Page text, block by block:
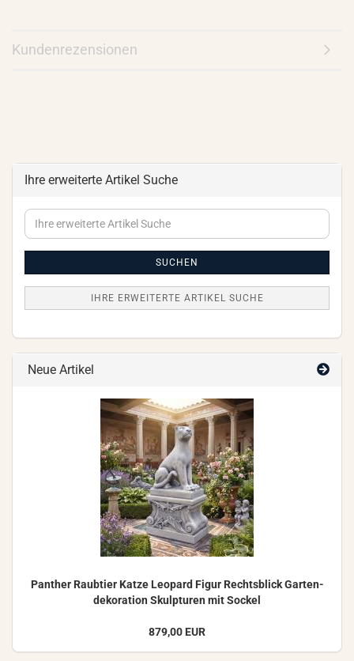
Kundenrezensionen
Ihre erweiterte Artikel Suche
Ihre
erweiterte
SUCHEN
IHRE ERWEITERTE ARTIKEL SUCHE
Neue Artikel
Pan­ther Raub­tier Katze Leo­pard Figur Rechts­blick Gar­ten­
de­ko­ra­ti­on Skulp­tu­ren mit So­ckel
879,00 EUR